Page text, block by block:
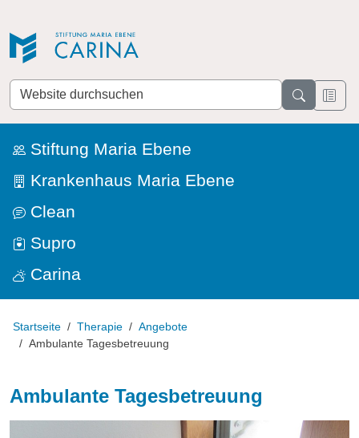
Website
durchsuchen
Stiftung Maria Ebene
Krankenhaus Maria Ebene
Clean
Supro
Carina
Startseite Therapie
Angebote
Ambulante Tagesbetreuung
Ambulante Tagesbetreuung